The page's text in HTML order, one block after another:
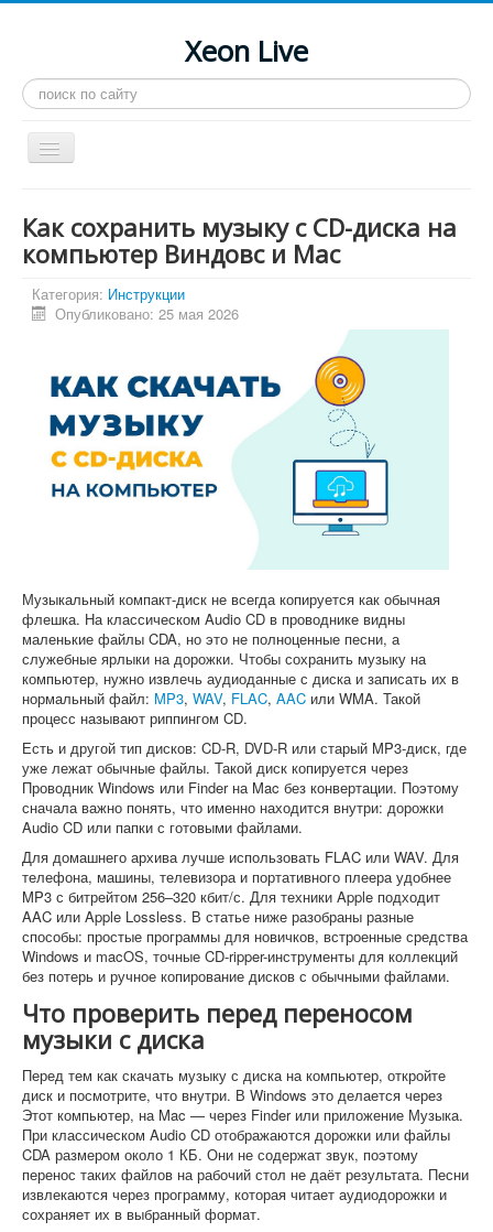
Xeon Live
Искать...
Toggle
Navigation
LGA 2011-3
Процессоры
Рейтинги
Конференция
Системные программы
Софт
Как сохранить музыку с CD-диска на
компьютер Виндовс и Mac
Категория: Инструкции
Опубликовано: 25 мая 2026
Музыкальный компакт-диск не всегда копируется как обычная
флешка. На классическом Audio CD в проводнике видны
маленькие файлы CDA, но это не полноценные песни, а
служебные ярлыки на дорожки. Чтобы сохранить музыку на
компьютер, нужно извлечь аудиоданные с диска и записать их в
нормальный файл: MP3, WAV, FLAC, AAC или WMA. Такой
процесс называют риппингом CD.
Есть и другой тип дисков: CD-R, DVD-R или старый MP3-диск, где
уже лежат обычные файлы. Такой диск копируется через
Проводник Windows или Finder на Mac без конвертации. Поэтому
сначала важно понять, что именно находится внутри: дорожки
Audio CD или папки с готовыми файлами.
Для домашнего архива лучше использовать FLAC или WAV. Для
телефона, машины, телевизора и портативного плеера удобнее
MP3 с битрейтом 256–320 кбит/с. Для техники Apple подходит
AAC или Apple Lossless. В статье ниже разобраны разные
способы: простые программы для новичков, встроенные средства
Windows и macOS, точные CD-ripper-инструменты для коллекций
без потерь и ручное копирование дисков с обычными файлами.
Что проверить перед переносом
музыки с диска
Перед тем как скачать музыку с диска на компьютер, откройте
диск и посмотрите, что внутри. В Windows это делается через
Этот компьютер, на Mac — через Finder или приложение Музыка.
При классическом Audio CD отображаются дорожки или файлы
CDA размером около 1 КБ. Они не содержат звук, поэтому
перенос таких файлов на рабочий стол не даёт результата. Песни
извлекаются через программу, которая читает аудиодорожки и
сохраняет их в выбранный формат.